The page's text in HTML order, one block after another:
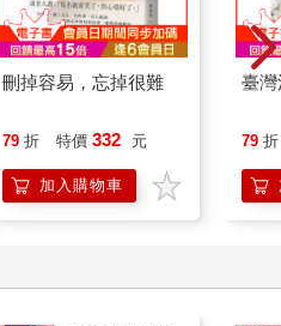
刪掉容易，忘掉很難
79 折 特價 332 元
加入購物車
臺
79 折